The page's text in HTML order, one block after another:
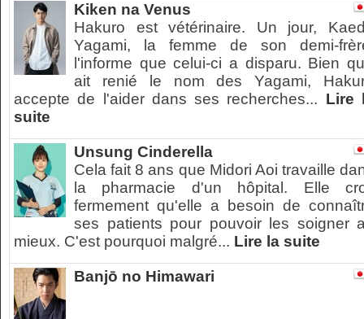
Kiken na Venus
Hakuro est vétérinaire. Un jour,
Yagami, la femme de son demi-
l'informe que celui-ci a disparu. Bien
ait renié le nom des Yagami,
accepte de l'aider dans ses recherches... Lire
suite
Unsung Cinderella
Cela fait 8 ans que Midori Aoi travaille
la pharmacie d'un hôpital. Elle
fermement qu'elle a besoin de
ses patients pour pouvoir les soigner
mieux. C'est pourquoi malgré... Lire la suite
Banjō no Himawari